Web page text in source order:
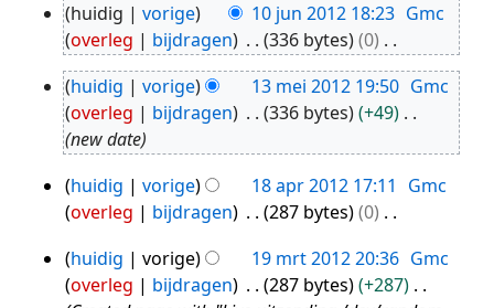
10
jun
2012
huidig vorige 10 jun 2012 18:23 Gmc
overleg
bijdragen 336 bytes
0
G
e
e
n
e
w
e
r
13
mei
2012
huidig vorige 13 mei 2012 19:50 Gmc
overleg
bijdragen 336 bytes
+49
new date
18
apr
2012
huidig vorige 18 apr 2012 17:11
Gmc
overleg
bijdragen 287 bytes
0
e
e
19
mrt
huidig vorige 19 mrt 2012 20:36 Gmc
overleg
bijdragen 287 bytes
+287